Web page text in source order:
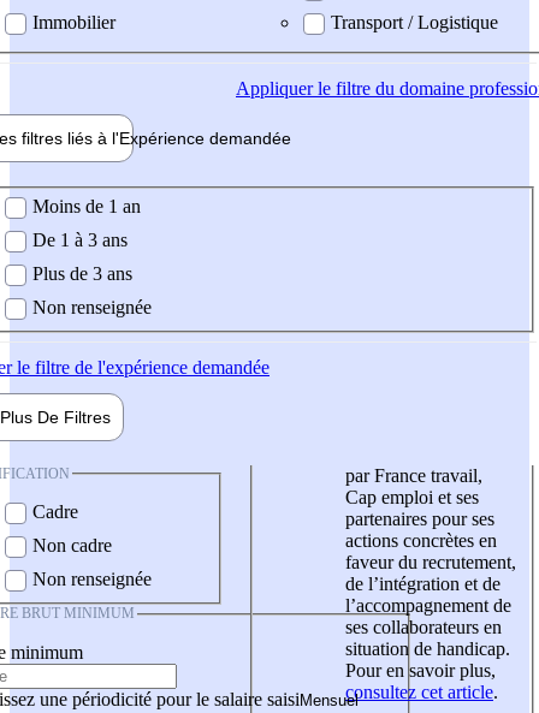
Immobilier
Transport / Logistique
Appliquerle filtre du domaine
filtres liés à l'Expérience demandée
demandée
Moins de 1 an
De 1 à 3 ans
Plus de 3 ans
Non renseignée
le filtre de l'expérience demandée
Plus De Filtres
Cadre
Non cadre
Non renseignée
BRUT MINIMUM
minimum
une périodicité pour le salaire saisi
par France travail,
Cap emploi et ses
partenaires pour ses
actions concrètes en
faveur du recrutement,
de l’intégration et de
l’accompagnement de
ses collaborateurs en
situation de handicap.
Pour en savoir plus,
consultez cet article.